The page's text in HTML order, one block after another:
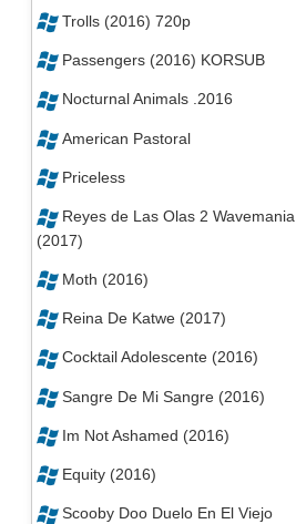
Trolls (2016) 720p
Passengers (2016) KORSUB
Nocturnal Animals .2016
American Pastoral
Priceless
Reyes de Las Olas 2 Wavemania
(2017)
Moth (2016)
Reina De Katwe (2017)
Cocktail Adolescente (2016)
Sangre De Mi Sangre (2016)
Im Not Ashamed (2016)
Equity (2016)
Scooby Doo Duelo En El Viejo